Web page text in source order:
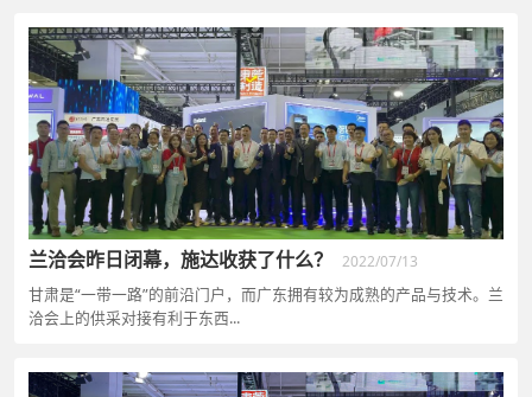
兰洽会昨日闭幕，施达收获了什么？ 2022/07/13
甘肃是“一带一路”的前沿门户，而广东拥有较为成熟的产品与技术。兰
洽会上的供采对接有利于东西...